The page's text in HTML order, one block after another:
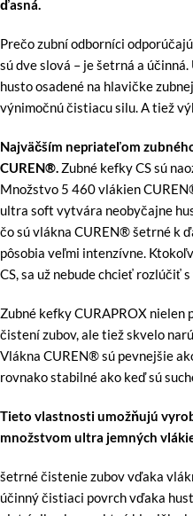
ďasná.
Prečo zubní odborníci
sú dve slová – je šetrná a
husto osadené na hlavičke
výnimočnú čistiacu silu. A tiež
Najväčším nepriateľom
CUREN®. Zubné kefky CS sú
Množstvo 5 460 vlákien
ultra soft vytvára neobyčajne
čo sú vlákna CUREN® šetrné k
pôsobia veľmi intenzívne.
CS, sa už nebude chcieť rozlúčiť
Zubné kefky CURAPROX nielen
čistení zubov, ale tiež skvelo
Vlákna CUREN® sú pevnejšie
rovnako stabilné ako keď sú
Tieto vlastnosti umožňujú
množstvom ultra jemných
šetrné čistenie zubov vďaka
účinný čistiaci povrch vďaka